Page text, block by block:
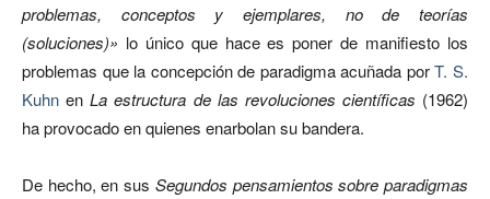
problemas, conceptos y ejemplares, no de teorías
(soluciones)» lo único que hace es poner de manifiesto los
problemas que la concepción de paradigma acuñada porT. S.
Kuhn enLa estructura de las revoluciones científicas (1962)
ha provocado en quienes enarbolan su bandera.
De hecho, en sus Segundos pensamientos sobre paradigmas